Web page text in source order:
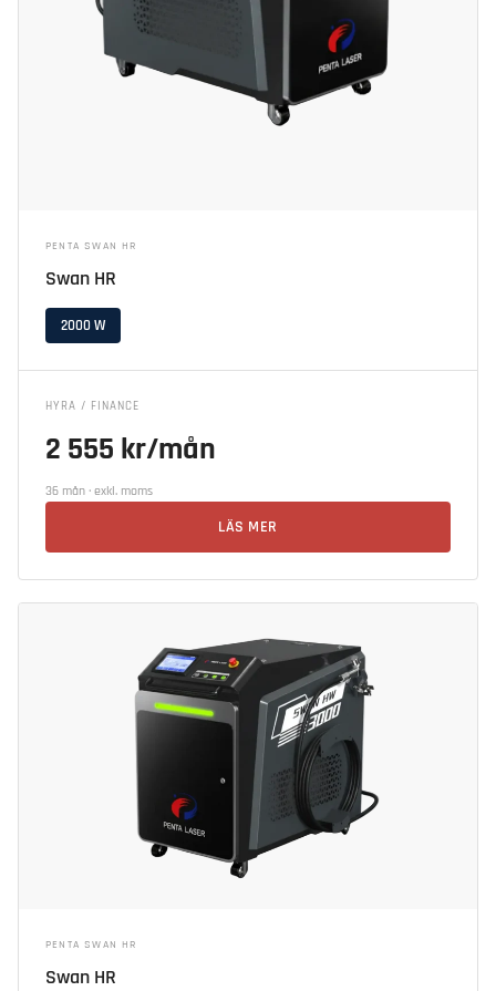
PENTA SWAN HR
Swan HR
2000 W
HYRA / FINANCE
2 555 kr/mån
36 mån · exkl. moms
LÄS MER
PENTA SWAN HR
Swan HR